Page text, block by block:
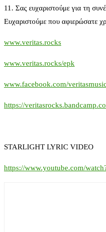
11. Σας ευχαριστούμε για τη
Ευχαριστούμε που αφιερώσατε
www.veritas.rocks
www.veritas.rocks/epk
www.facebook.com/
https://
STARLIGHT LYRIC VIDEO
https://www.youtube.com/